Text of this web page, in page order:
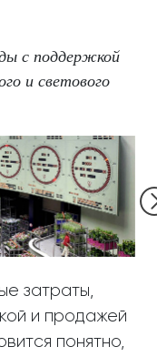
с поддержкой
и светового
затраты,
и продажей
понятно,